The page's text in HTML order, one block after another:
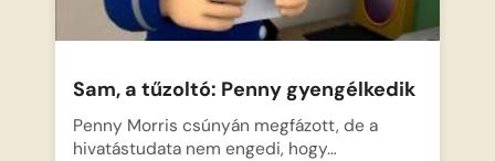
Sam, a tűzoltó: Penny gyengélkedik
Penny Morris csúnyán megfázott, de a
hivatástudata nem engedi, hogy…